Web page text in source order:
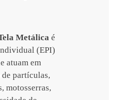
Metálica é
(EPI)
atuam em
partículas,
motosserras,